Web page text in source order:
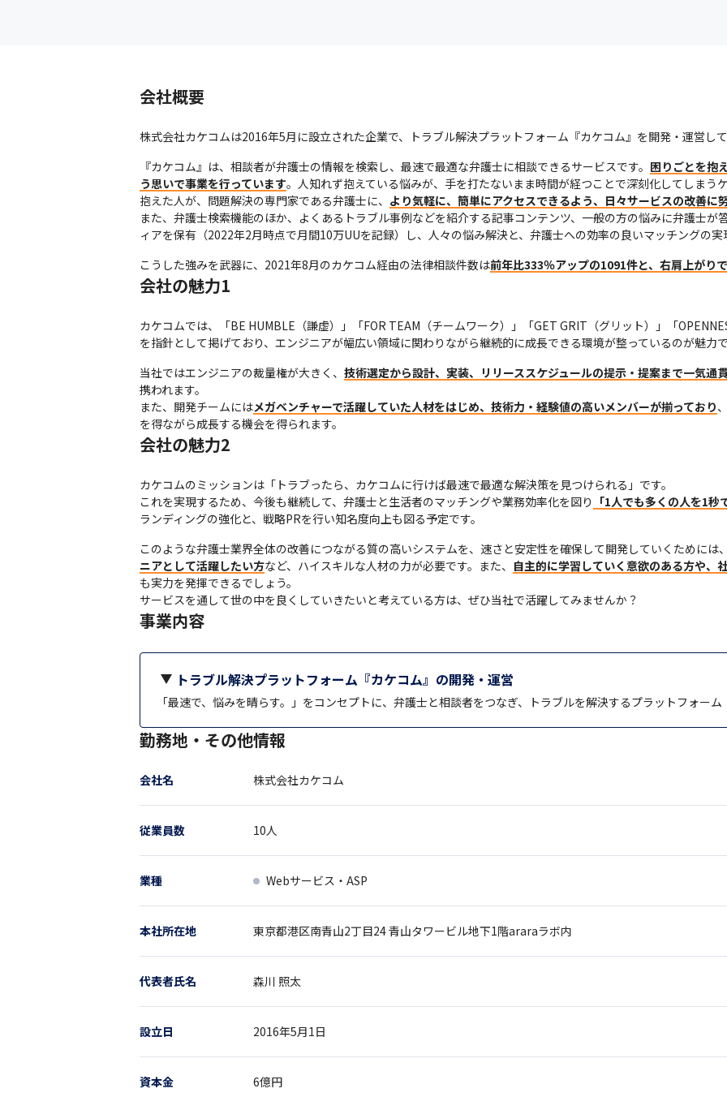
会社概要
株式会社カケコムは2016年5月に設立された企業で、トラブル解決プラットフォーム『カケコム』を開発・運営して
『カケコム』は、相談者が弁護士の情報を検索し、最速で最適な弁護士に相談できるサービスです。 困りごとを抱
う思いで事業を行っています。人知れず抱えている悩みが、手を打たないまま時間が経つことで深刻化してしまう
抱えた人が、問題解決の専門家である弁護士に、 より気軽に、簡単にアクセスできるよう、日々サービスの改善に
また、弁護士検索機能のほか、よくあるトラブル事例などを紹介する記事コンテンツ、一般の方の悩みに弁護士が
ィアを保有（2022年2月時点で月間10万UUを記録）し、人々の悩み解決と、弁護士への効率の良いマッチングの実
こうした強みを武器に、2021年8月のカケコム経由の法律相談件数は前年比333％アップの1091件と、右肩上がり
会社の魅力1
カケコムでは、「BE HUMBLE（謙虚）」「FOR TEAM（チームワーク）」「GET GRIT（グリット）」「
を指針として掲げており、エンジニアが幅広い領域に関わりながら継続的に成長できる環境が整っているのが魅力で
当社ではエンジニアの裁量権が大きく、 技術選定から設計、実装、リリーススケジュールの提示・提案まで一気通
携われます。
また、開発チームにはメガベンチャーで活躍していた人材をはじめ、技術力・経験値の高いメンバーが揃っており
を得ながら成長する機会を得られます。
会社の魅力2
カケコムのミッションは「トラブったら、カケコムに行けば最速で最適な解決策を見つけられる」です。
これを実現するため、今後も継続して、弁護士と生活者のマッチングや業務効率化を図り 「1人でも多くの人を1
ランディングの強化と、戦略PRを行い知名度向上も図る予定です。
このような弁護士業界全体の改善につながる質の高いシステムを、速さと安定性を確保して開発していくためには、
ニアとして活躍したい方など、ハイスキルな人材の力が必要です。また、 自主的に学習していく意欲のある方や、
も実力を発揮できるでしょう。
サービスを通して世の中を良くしていきたいと考えている方は、ぜひ当社で活躍してみませんか？
事業内容
トラブル解決プラットフォーム『カケコム』の開発・運営
「最速で、悩みを晴らす。」をコンセプトに、弁護士と相談者をつなぎ、トラブルを解決するプラットフォーム
勤務地・その他情報
会社名 株式会社カケコム
従業員数 10人
業種 Webサービス・ASP
本社所在地 東京都港区南青山2丁目24青山タワービル地下1階araraラボ内
代表者氏名 森川 照太
設立日 2016年5月1日
資本金 6億円